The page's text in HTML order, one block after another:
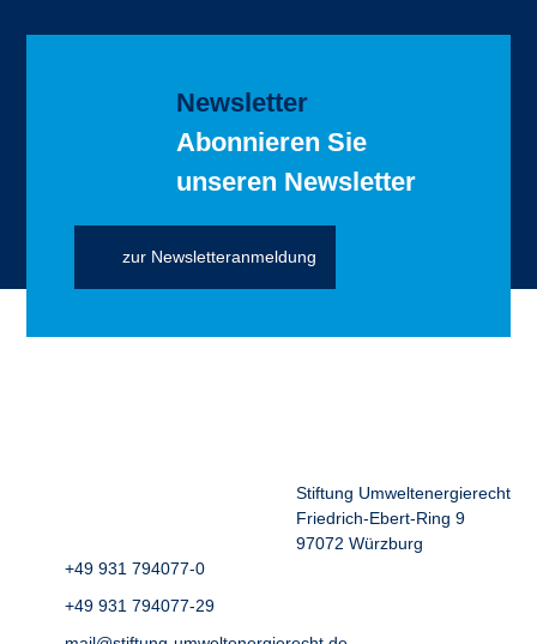
Newsletter
Abonnieren Sie
unseren Newsletter
zur Newsletteranmeldung
Stiftung Umweltenergierecht
Friedrich-Ebert-Ring 9
97072 Würzburg
+49 931 794077-0
+49 931 794077-29